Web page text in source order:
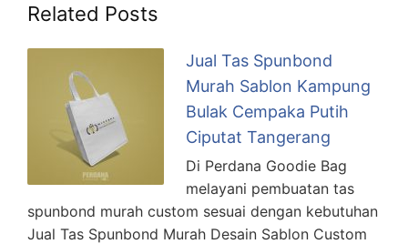
Related Posts
Jual Tas Spunbond
Murah Sablon Kampung
Bulak Cempaka Putih
Ciputat Tangerang
Di Perdana Goodie Bag
melayani pembuatan tas
spunbond murah custom sesuai dengan kebutuhan
Jual Tas Spunbond Murah Desain Sablon Custom